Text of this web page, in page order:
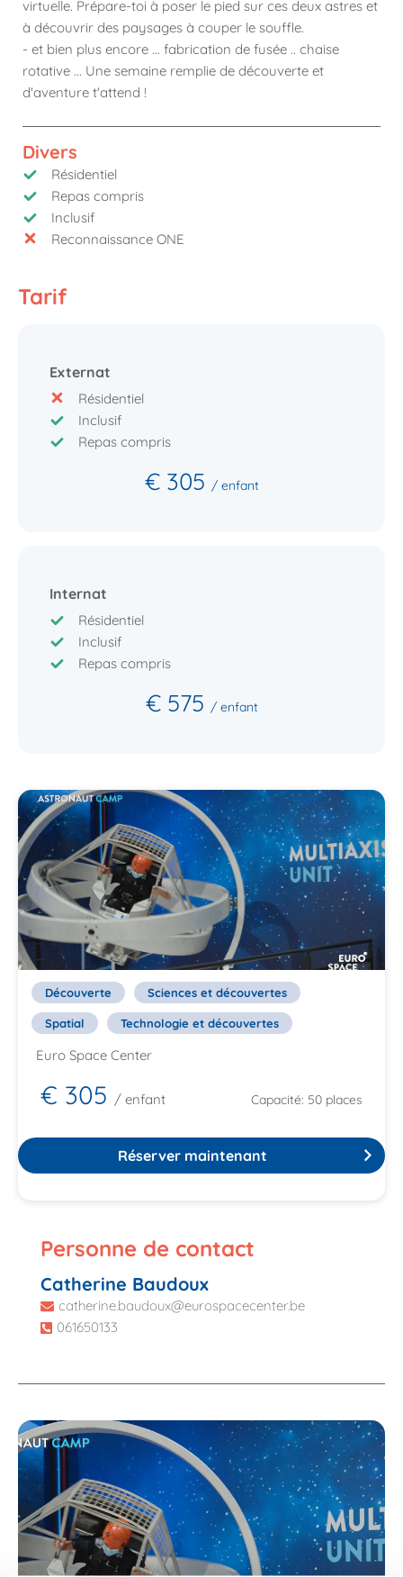
virtuelle. Prépare-toi à poser le pied sur ces deux astres et
à découvrir des paysages à couper le souffle.
- et bien plus encore ... fabrication de fusée .. chaise
rotative ... Une semaine remplie de découverte et
d'aventure t'attend !
Divers
Résidentiel
Repas compris
Inclusif
Reconnaissance ONE
Tarif
Externat
Résidentiel
Inclusif
Repas compris
€ 305 / enfant
Internat
Résidentiel
Inclusif
Repas compris
€ 575 / enfant
Découverte Sciences et découvertes
Spatial Technologie et découvertes
Euro Space Center
€ 305 / enfant Capacité: 50 places
Réserver maintenant
Personne de contact
Catherine Baudoux
catherine.baudoux@eurospacecenter.be
061650133